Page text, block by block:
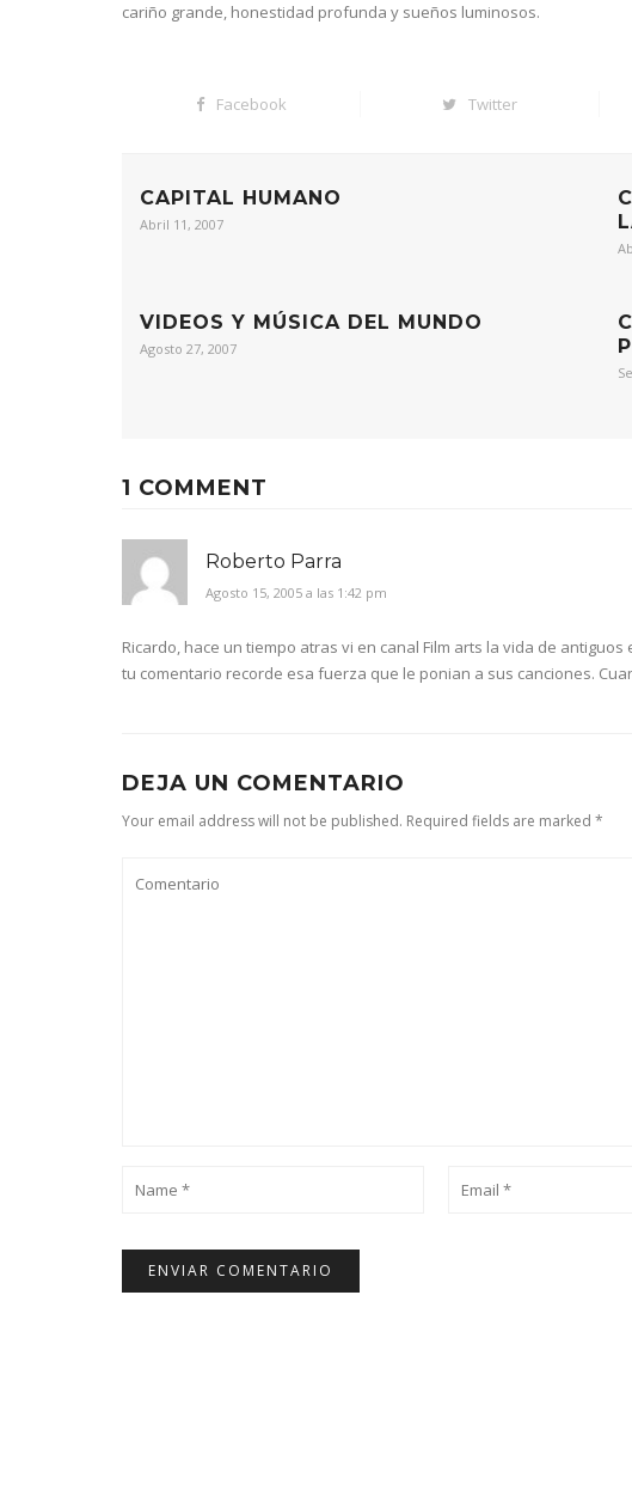
cariño grande, honestidad profunda y sueños luminosos.
Facebook Twitter
CAPITAL HUMANO
Abril 11, 2007
VIDEOS Y MÚSICA DEL MUNDO
Agosto 27, 2007
1 COMMENT
Roberto Parra
Agosto 15, 2005 a las 1:42 pm
Ricardo, hace un tiempo atras vi en canal Film arts la vida de
tu comentario recorde esa fuerza que le ponian a sus canciones.
DEJA UN COMENTARIO
Your email address will not be published. Required fields are marked *